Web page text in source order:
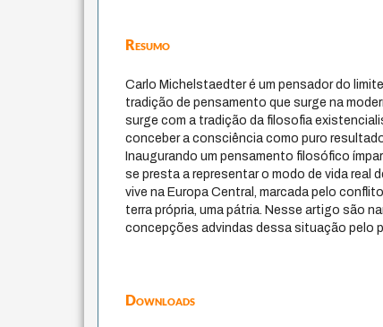
Resumo
Carlo Michelstaedter é um pensador do
tradição de pensamento que surge na
surge com a tradição da filosofia
conceber a consciência como puro
Inaugurando um pensamento filosófico
se presta a representar o modo de vida real
vive na Europa Central, marcada pelo
terra própria, uma pátria. Nesse artigo são
concepções advindas dessa situação pelo
Downloads